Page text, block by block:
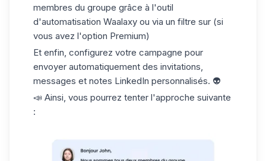
membres du groupe grâce à l'outil
d'automatisation Waalaxy ou via un filtre sur (si
vous avez l'option Premium)
Et enfin, configurez votre campagne pour
envoyer automatiquement des invitations,
messages et notes LinkedIn personnalisés. 👽
📣 Ainsi, vous pourrez tenter l'approche suivante
: